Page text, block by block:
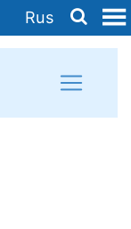
Rus